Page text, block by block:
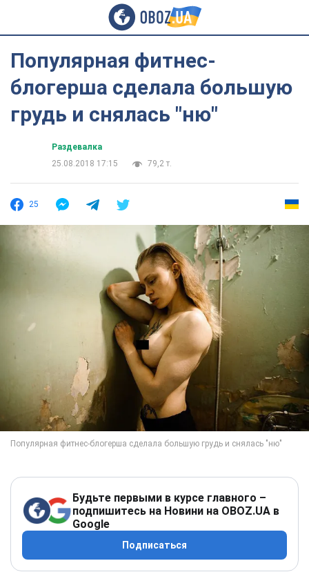
Популярная фитнес-
блогерша сделала большую
грудь и снялась "ню"
Раздевалка
25.08.2018 17:15
79,2 т.
25
Будьте первыми в курсе главного –
подпишитесь на Новини на OBOZ.UA в
Google
Подписаться